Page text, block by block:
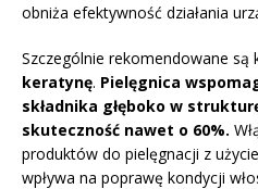
obniża efektywność działania
Szczególnie rekomendowane
keratynę. Pielęgnica
składnika głęboko w
skuteczność nawet o 60%.
produktów do pielęgnacji z
wpływa na poprawę kondycji